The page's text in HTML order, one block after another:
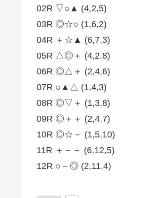
02R ▽○▲ (4,2,5)
03R ◎☆○ (1,6,2)
04R ＋☆▲ (6,7,3)
05R △◎＋ (4,2,8)
06R ◎△＋ (2,4,6)
07R ○▲△ (1,4,3)
08R ◎▽＋ (1,3,8)
09R ◎＋＋ (2,4,7)
10R ◎☆－ (1,5,10)
11R ＋－－ (6,12,5)
12R ○－◎ (2,11,4)